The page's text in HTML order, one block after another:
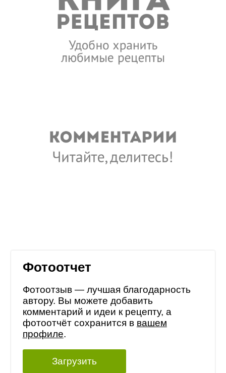
Фотоотчет
Фотоотзыв — лучшая благодарность
автору. Вы можете добавить
комментарий и идеи к рецепту, а
фотоотчёт сохранится в вашем
профиле.
Загрузить